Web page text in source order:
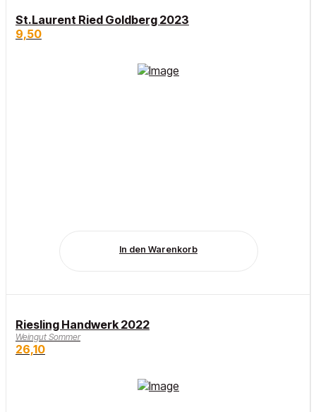
St.Laurent Ried Goldberg 2023
9,50
In den Warenkorb
Riesling Handwerk 2022
Weingut Sommer
26,10